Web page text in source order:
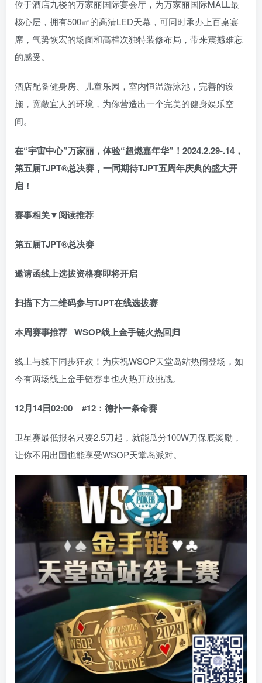
位于酒店九楼的万家丽国际宴会厅，为万家丽国际MALL最
核心层，拥有500㎡的高清LED天幕，可同时承办上百桌宴
席，气势恢宏的场面和高档次独特装修布局，带来震撼难忘
的感受。
酒店配备健身房、儿童乐园，室内恒温游泳池，完善的设
施，宽敞宜人的环境，为你营造出一个完美的健身娱乐空
间。
在“宇宙中心”万家丽，体验“超燃嘉年华”！2024.2.29-.14，
第五届TJPT®总决赛，一同期待TJPT五周年庆典的盛大开
启！
赛事相关▼阅读推荐
第五届TJPT®总决赛
邀请函线上选拔资格赛即将开启
扫描下方二维码参与TJPT在线选拔赛
本周赛事推荐 WSOP线上金手链火热回归
线上与线下同步狂欢！为庆祝WSOP天堂岛站热闹登场，如
今有两场线上金手链赛事也火热开放挑战。
12月14日02:00 #12：德扑一条命赛
卫星赛最低报名只要2.5刀起，就能瓜分100W刀保底奖励，
让你不用出国也能享受WSOP天堂岛派对。